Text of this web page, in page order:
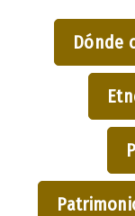
Dónde